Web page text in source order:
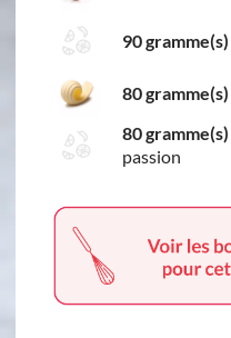
90 gramme(s)
80 gramme(s)
80 gramme(s)
passion